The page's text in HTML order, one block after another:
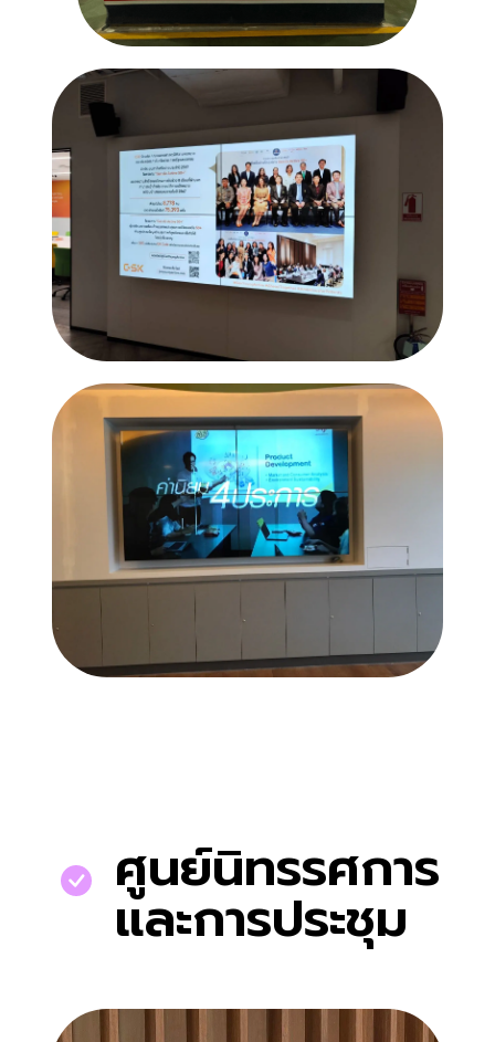
ศูนย์นิทรรศการ
และการประชุม